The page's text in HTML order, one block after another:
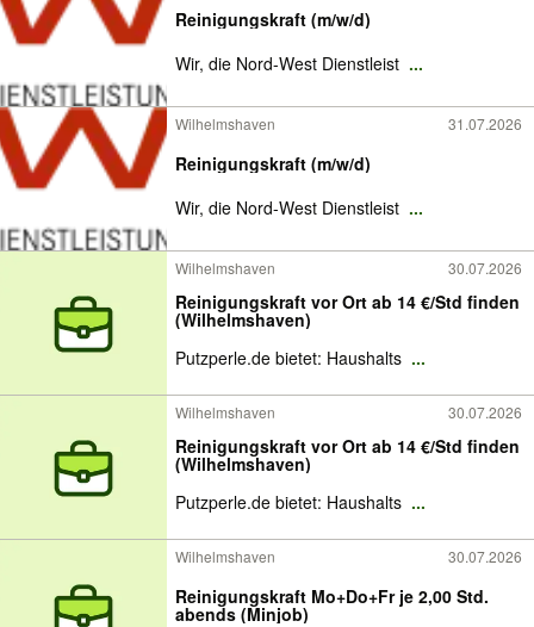
Reinigungskraft (m/w/d)
Wir, die Nord-West Dienstleist ...
Wilhelmshaven 31.07.2026
Reinigungskraft (m/w/d)
Wir, die Nord-West Dienstleist ...
Wilhelmshaven 30.07.2026
Reinigungskraft vor Ort ab 14 €/Std finden
(Wilhelmshaven)
Putzperle.de bietet: Haushalts ...
Wilhelmshaven 30.07.2026
Reinigungskraft vor Ort ab 14 €/Std finden
(Wilhelmshaven)
Putzperle.de bietet: Haushalts ...
Wilhelmshaven 30.07.2026
Reinigungskraft Mo+Do+Fr je 2,00 Std.
abends (Minjob)